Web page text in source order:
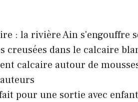
: la rivière Ain s'engouffre
creusées dans le calcaire
calcaire autour de
pour une sortie avec